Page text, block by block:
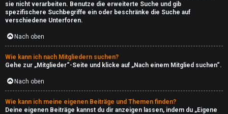
sie nicht verarbeiten. Benutze die erweiterte Suche und gib
spezifischere Suchbegriffe ein oder beschränke die Suche auf
verschiedene Unterforen.
Nach oben
Wie kann ich nach Mitgliedern suchen?
Gehe zur „Mitglieder“-Seite und klicke auf „Nach einem Mitglied suchen“.
Nach oben
Wie kann ich meine eigenen Beiträge und Themen finden?
Deine eigenen Beiträge kannst du dir anzeigen lassen, indem du „Eigene
↳
L
i
g
a